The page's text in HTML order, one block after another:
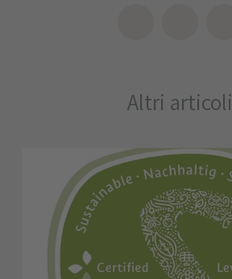
Altri articoli